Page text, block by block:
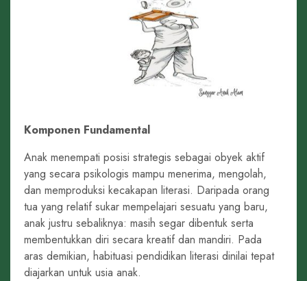
Komponen Fundamental
Anak menempati posisi strategis sebagai obyek aktif
yang secara psikologis mampu menerima, mengolah,
dan memproduksi kecakapan literasi. Daripada orang
tua yang relatif sukar mempelajari sesuatu yang baru,
anak justru sebaliknya: masih segar dibentuk serta
membentukkan diri secara kreatif dan mandiri. Pada
aras demikian, habituasi pendidikan literasi dinilai tepat
diajarkan untuk usia anak.